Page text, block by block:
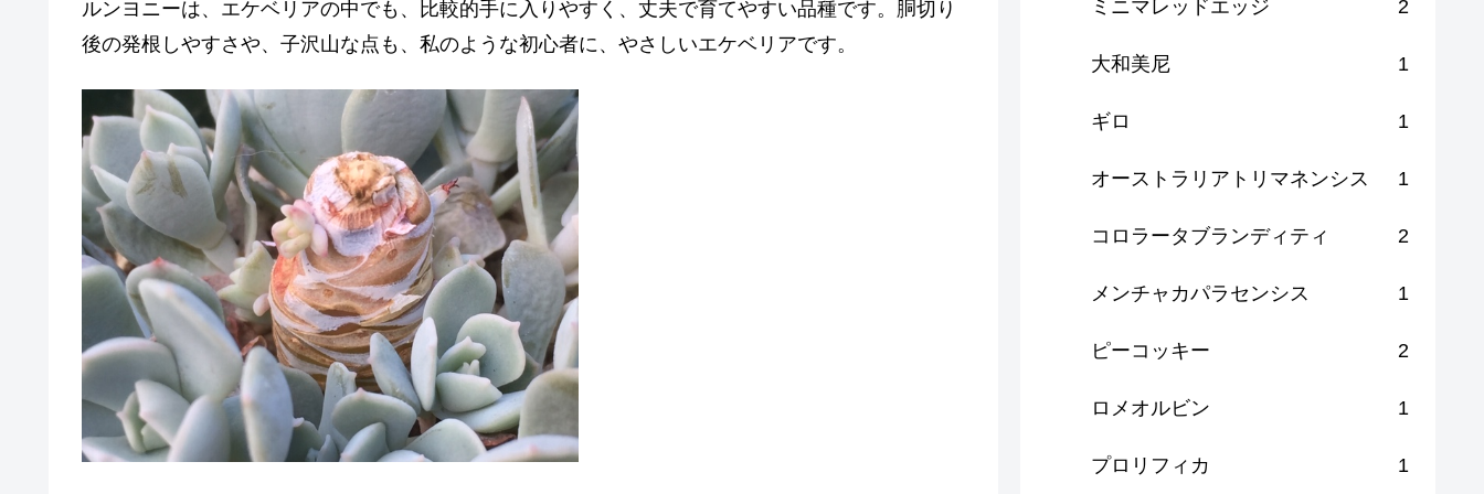
ルンヨニーは、エケベリアの中でも、比較的手に入りやすく、丈夫で育てやすい品種です。胴切り
後の発根しやすさや、子沢山な点も、私のような初心者に、やさしいエケベリアです。
ミニマレッドエッジ 2
大和美尼 1
ギロ 1
オーストラリアトリマネンシス 1
コロラータブランディティ 2
メンチャカパラセンシス 1
ピーコッキー 2
ロメオルビン 1
プロリフィカ 1